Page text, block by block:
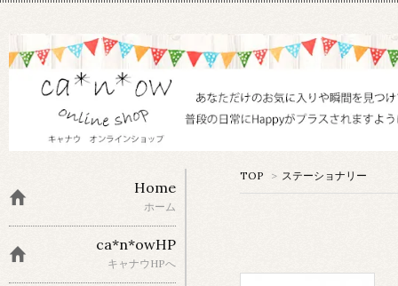
TOP > ステーショナリー
Home
ホーム
ca*n*owHP
キャナウHPへ